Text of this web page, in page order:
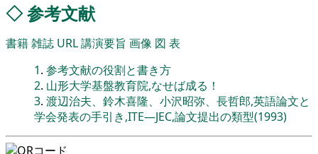
◇参考文献
書籍雑誌 URL講演要旨 画像 図 表
1. 参考文献の役割と書き方
2. 山形大学基盤教育院,なせば成る！
3. 渡辺治夫、鈴木喜隆、小沢昭弥、長哲郎,英語論文と
学会発表の手引き,ITE―JEC,論文提出の類型(1993)